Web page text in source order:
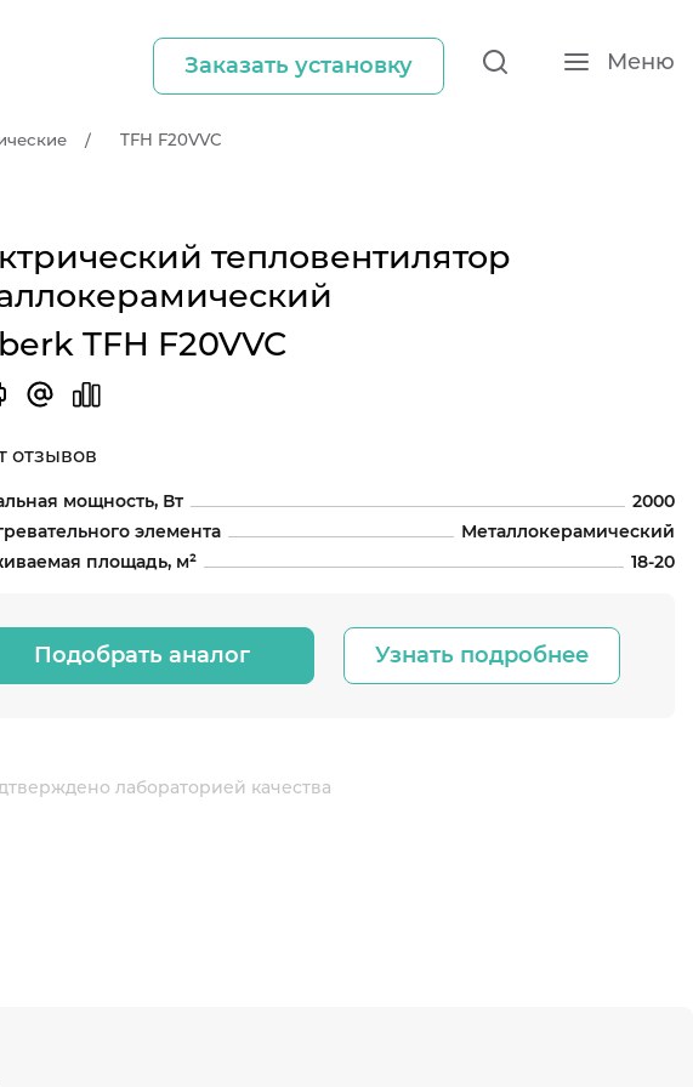
Заказать установку Меню
TFH F20VVC
тепловентилятор
TFH F20VVC
отзывов
мощность, Вт
2000
элемента
Металлокерамический
площадь, м²
18-20
Подобрать аналог Узнать подробнее
лабораторией качества